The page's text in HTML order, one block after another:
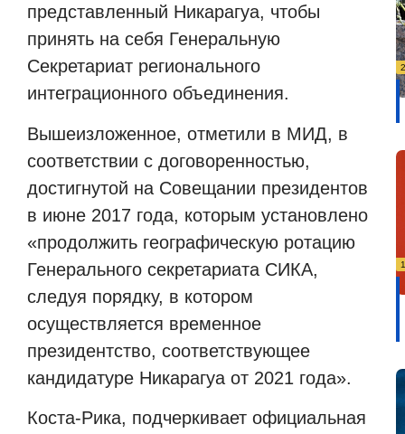
представленный Никарагуа, чтобы
принять на себя Генеральную
Секретариат регионального
интеграционного объединения.
Вышеизложенное, отметили в МИД, в
соответствии с договоренностью,
достигнутой на Совещании президентов
в июне 2017 года, которым установлено
«продолжить географическую ротацию
Генерального секретариата СИКА,
следуя порядку, в котором
осуществляется временное
президентство, соответствующее
кандидатуре Никарагуа от 2021 года».
Коста-Рика, подчеркивает официальная